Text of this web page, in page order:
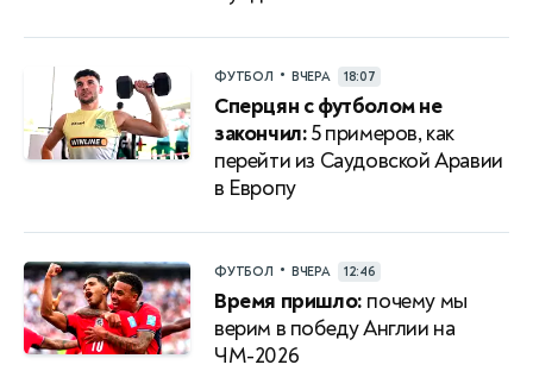
ФУТБОЛ • ВЧЕРА 18:07
Сперцян с футболом не
закончил:5 примеров, как
перейти из Саудовской Аравии
в Европу
ФУТБОЛ • ВЧЕРА 12:46
Время пришло: почему мы
верим в победу Англии на
ЧМ-2026